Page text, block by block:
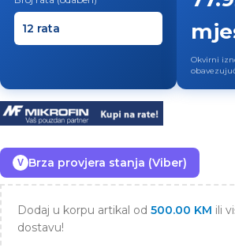
Okvirni
V Brza provjera stanja (Viber)
Dodaj u korpu artikal od 500.00 KM ili
dostavu!